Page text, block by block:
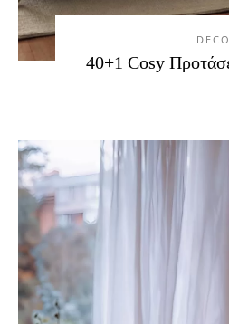
40+1 Cosy